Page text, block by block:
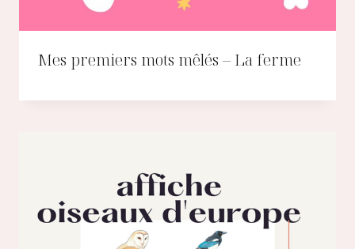
Mes premiers mots mêlés – La ferme